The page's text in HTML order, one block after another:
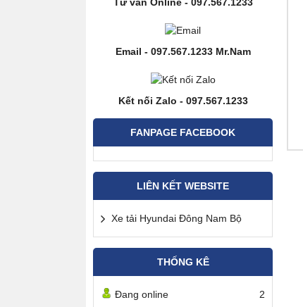
Tư vấn Online - 097.567.1233
Email - 097.567.1233 Mr.Nam
Kết nối Zalo - 097.567.1233
FANPAGE FACEBOOK
LIÊN KẾT WEBSITE
Xe tải Hyundai Đông Nam Bộ
THỐNG KÊ
Đang online
2